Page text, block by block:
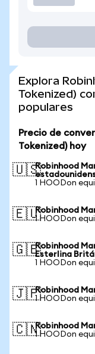
Explora
Tokenized)
populares
Precio de
Tokenized) hoy
🇺🇸Robinhood
1 HOODon
🇪🇺Robinhood
1 HOODon
🇬🇧Robinhood
Esterlina
1 HOODon
🇯🇵Robinhood
1 HOODon
🇨🇳Robinhood
1 HOODon